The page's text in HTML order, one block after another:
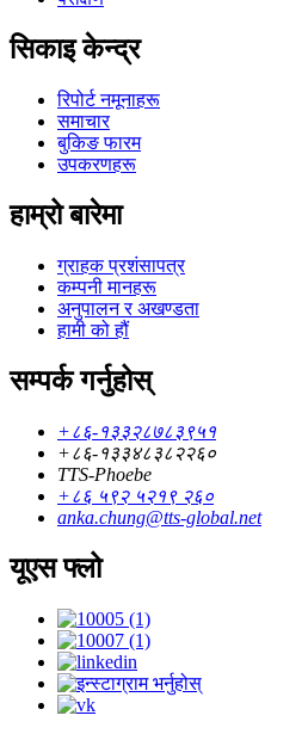
सिकाइ केन्द्र
रिपोर्ट नमूनाहरू
समाचार
बुकिङ फारम
उपकरणहरू
हाम्रो बारेमा
ग्राहक प्रशंसापत्र
कम्पनी मानहरू
अनुपालन र अखण्डता
हामी को हौं
सम्पर्क गर्नुहोस्
+८६-१३३२८७८३९५१
+८६-१३३४८३८२२६०
TTS-Phoebe
+८६ ५९२ ५२१९ २६०
anka.chung@tts-global.net
यूएस फ्लो